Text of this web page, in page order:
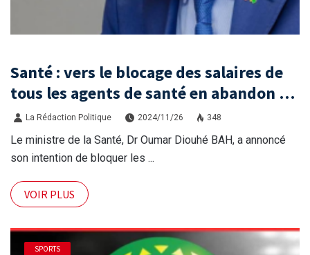
Santé : vers le blocage des salaires de
tous les agents de santé en abandon de
poste
La Rédaction Politique 2024/11/26 348
Le ministre de la Santé, Dr Oumar Diouhé BAH, a annoncé
son intention de bloquer les ...
VOIR PLUS
SPORTS